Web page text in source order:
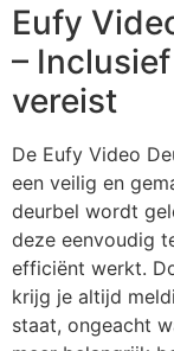
Eufy
–
vereist
De Eufy Video
een veilig en
deurbel wordt
deze eenvoudig
efficiënt werkt.
krijg je altijd
staat, ongeacht